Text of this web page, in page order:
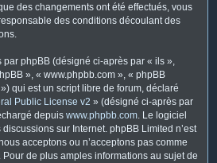
des changements ont été effectués, vous
des conditions découlant des
par phpBB (désigné ci-après par « ils »,
», « www.phpbb.com », « phpBB
qui est un script libre de forum, déclaré
Public License v2 » (désigné ci-après par
depuis www.phpbb.com. Le logiciel
sur Internet. phpBB Limited n’est
acceptons ou n’acceptons pas comme
de plus amples informations au sujet de